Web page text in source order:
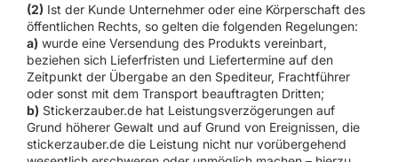
(2) Ist der Kunde Unternehmer oder eine Körperschaft des
öffentlichen Rechts, so gelten die folgenden Regelungen:
a) wurde eine Versendung des Produkts vereinbart,
beziehen sich Lieferfristen und Liefertermine auf den
Zeitpunkt der Übergabe an den Spediteur, Frachtführer
oder sonst mit dem Transport beauftragten Dritten;
b) Stickerzauber.de hat Leistungsverzögerungen auf
Grund höherer Gewalt und auf Grund von Ereignissen, die
stickerzauber.de die Leistung nicht nur vorübergehend